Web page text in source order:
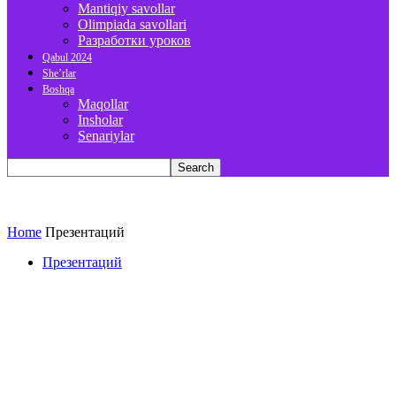
Mantiqiy savollar
Olimpiada savollari
Разработки уроков
Qabul 2024
She’rlar
Boshqa
Maqollar
Insholar
Senariylar
Home Презентаций
Презентаций